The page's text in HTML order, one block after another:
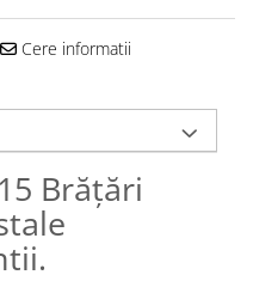
Cere informatii
Brățări